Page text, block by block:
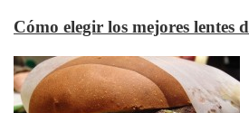
Cómo elegir los mejores lentes